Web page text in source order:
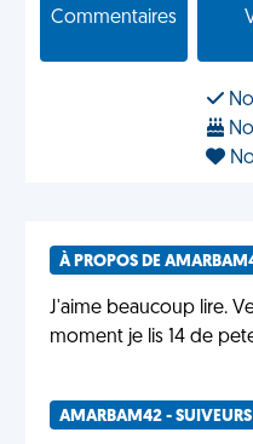
Commentaires
À PROPOS DE
J'aime beaucoup lire.
moment je lis 14 de
AMARBAM42 - SUIVEURS